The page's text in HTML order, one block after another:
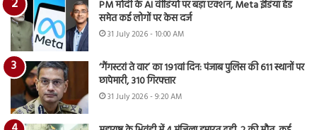
PM मोदी के AI वीडियो पर बड़ा एक्शन, Meta इंडिया हेड
समेत कई लोगों पर केस दर्ज
31 July 2026 - 10:00 AM
‘गैंगस्टरां ते वार’ का 191वां दिन: पंजाब पुलिस की 611 स्थानों पर
छापेमारी, 310 गिरफ्तार
31 July 2026 - 9:20 AM